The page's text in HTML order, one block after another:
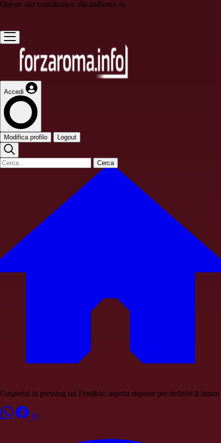
Questo sito contribuisce alla audience de
Accedi
Modifica profilo Logout
Cerca
Gasperini in pressing sui Friedkin: aspetta risposte per definire il futuro